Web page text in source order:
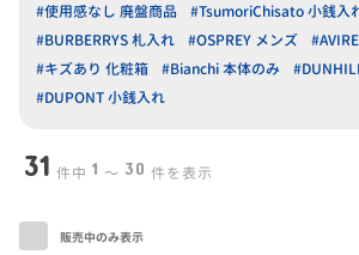
#使用感なし 廃盤商品
#TsumoriChisato 小銭入
#BURBERRYS 札入れ
#OSPREY メンズ
#キズあり 化粧箱
#Bianchi 本体のみ
#DUPONT 小銭入れ
31 件中 1 〜 30 件を表示
販売中のみ表示